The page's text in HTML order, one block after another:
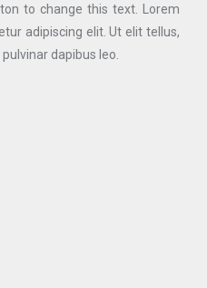
to change this text. Lorem
adipiscing elit. Ut elit tellus,
dapibus leo.